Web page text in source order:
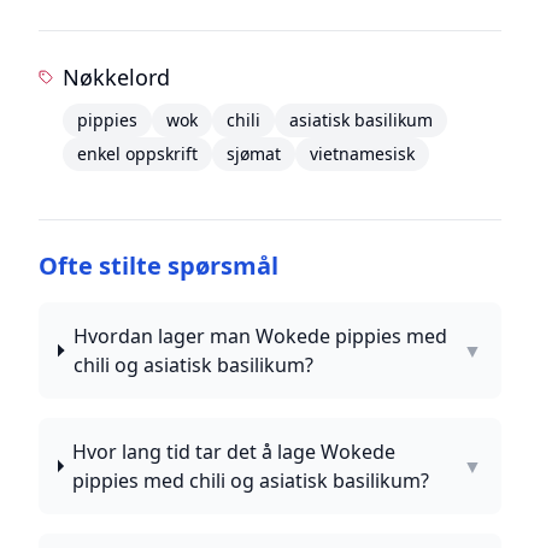
Nøkkelord
pippies wok chili
asiatisk basilikum
enkel oppskrift
sjømat vietnamesisk
Ofte stilte spørsmål
Hvordan lager man Wokede pippies med
chili og asiatisk basilikum?
▼
Hvor lang tid tar det å lage Wokede
pippies med chili og asiatisk basilikum?
▼